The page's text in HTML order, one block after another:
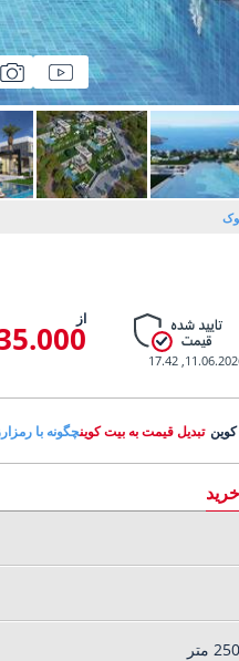
از
USD
11.06.2026,
تبدیل قیمت به بیت کوینچگونه با